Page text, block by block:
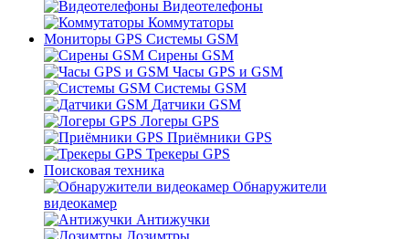
Видеотелефоны
Коммутаторы
Мониторы GPS Системы GSM
Сирены GSM
Часы GPS и GSM
Системы GSM
Датчики GSM
Логеры GPS
Приёмники GPS
Трекеры GPS
Поисковая техника
Обнаружители
видеокамер
Антижучки
Дозимтры